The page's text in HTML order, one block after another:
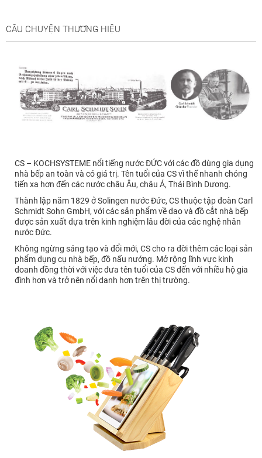
CÂU CHUYỆN THƯƠNG HIỆU
CS – KOCHSYSTEME nổi tiếng nước ĐỨC với các đồ dùng gia dụng
nhà bếp an toàn và có giá trị. Tên tuổi của CS vì thế nhanh chóng
tiến xa hơn đến các nước châu Âu, châu Á, Thái Bình Dương.
Thành lập năm 1829 ở Solingen nước Đức, CS thuộc tập đoàn Carl
Schmidt Sohn GmbH, với các sản phẩm về dao và đồ cắt nhà bếp
được sản xuất dựa trên kinh nghiệm lâu đời của các nghệ nhân
nước Đức.
Không ngừng sáng tạo và đổi mới, CS cho ra đời thêm các loại sản
phẩm dụng cụ nhà bếp, đồ nấu nướng. Mở rộng lĩnh vực kinh
doanh đồng thời với việc đưa tên tuổi của CS đến với nhiều hộ gia
đình hơn và trở nên nổi danh hơn trên thị trường.